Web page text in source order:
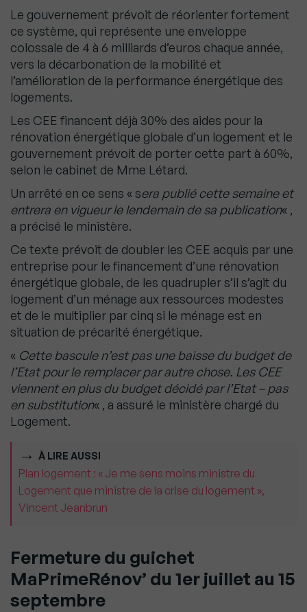
Le gouvernement prévoit de réorienter fortement
ce système, qui représente une enveloppe
colossale de 4 à 6 milliards d’euros chaque année,
vers la décarbonation de la mobilité et
l’amélioration de la performance énergétique des
logements.
Les CEE financent déjà 30% des aides pour la
rénovation énergétique globale d’un logement et le
gouvernement prévoit de porter cette part à 60%,
selon le cabinet de Mme Létard.
Un arrêté en ce sens « sera publié cette semaine et
entrera en vigueur le lendemain de sa publication« ,
a précisé le ministère.
Ce texte prévoit de doubler les CEE acquis par une
entreprise pour le financement d’une rénovation
énergétique globale, de les quadrupler s’il s’agit du
logement d’un ménage aux ressources modestes
et de le multiplier par cinq si le ménage est en
situation de précarité énergétique.
« Cette bascule n’est pas une baisse du budget de
l’Etat pour le remplacer par autre chose. Les CEE
viennent en plus du budget décidé par l’Etat – pas
en substitution« , a assuré le ministère chargé du
Logement.
À LIRE AUSSI
Plan logement : « Je me sens moins ministre du
Logement que ministre de la crise du logement »,
Vincent Jeanbrun
Fermeture du guichet
MaPrimeRénov’ du 1er juillet au 15
septembre